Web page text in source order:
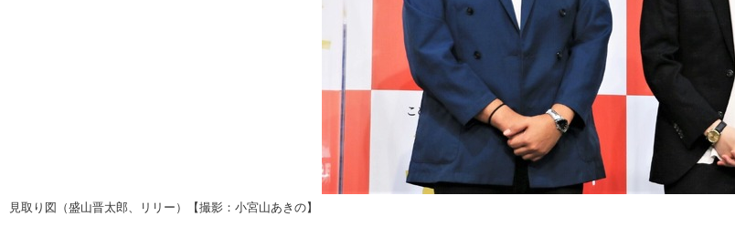
見取り図（盛山晋太郎、リリー）【撮影：小宮山あきの】